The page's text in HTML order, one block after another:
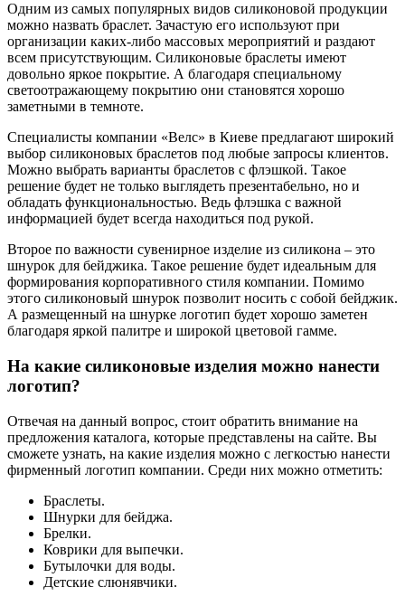
Одним из самых популярных видов силиконовой продукции
можно назвать браслет. Зачастую его используют при
организации каких-либо массовых мероприятий и раздают
всем присутствующим. Силиконовые браслеты имеют
довольно яркое покрытие. А благодаря специальному
светоотражающему покрытию они становятся хорошо
заметными в темноте.
Специалисты компании «Велс» в Киеве предлагают широкий
выбор силиконовых браслетов под любые запросы клиентов.
Можно выбрать варианты браслетов с флэшкой. Такое
решение будет не только выглядеть презентабельно, но и
обладать функциональностью. Ведь флэшка с важной
информацией будет всегда находиться под рукой.
Второе по важности сувенирное изделие из силикона – это
шнурок для бейджика. Такое решение будет идеальным для
формирования корпоративного стиля компании. Помимо
этого силиконовый шнурок позволит носить с собой бейджик.
А размещенный на шнурке логотип будет хорошо заметен
благодаря яркой палитре и широкой цветовой гамме.
На какие силиконовые изделия можно нанести
логотип?
Отвечая на данный вопрос, стоит обратить внимание на
предложения каталога, которые представлены на сайте. Вы
сможете узнать, на какие изделия можно с легкостью нанести
фирменный логотип компании. Среди них можно отметить:
Браслеты.
Шнурки для бейджа.
Брелки.
Коврики для выпечки.
Бутылочки для воды.
Детские слюнявчики.